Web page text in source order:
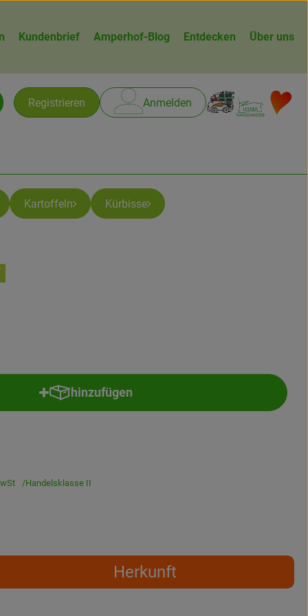
Kundenbrief Amperhof-Blog Entdecken Über uns
Registrieren Anmelden
Kartoffeln Kürbisse
hinzufügen
Produkt zum Warenkorb hinzufügen
Handelsklasse II
Herkunft